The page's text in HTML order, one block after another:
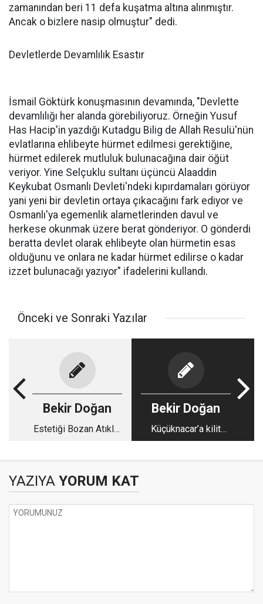
zamanından beri 11 defa kuşatma altına alınmıştır.
Ancak o bizlere nasip olmuştur" dedi.
Devletlerde Devamlılık Esastır
İsmail Göktürk konuşmasının devamında, "Devlette
devamlılığı her alanda görebiliyoruz. Örneğin Yusuf
Has Hacip'in yazdığı Kutadgu Bilig de Allah Resulü'nün
evlatlarına ehlibeyte hürmet edilmesi gerektiğine,
hürmet edilerek mutluluk bulunacağına dair öğüt
veriyor. Yine Selçuklu sultanı üçüncü Alaaddin
Keykubat Osmanlı Devleti'ndeki kıpırdamaları görüyor
yani yeni bir devletin ortaya çıkacağını fark ediyor ve
Osmanlı'ya egemenlik alametlerinden davul ve
herkese okunmak üzere berat gönderiyor. O gönderdi
beratta devlet olarak ehlibeyte olan hürmetin esas
olduğunu ve onlara ne kadar hürmet edilirse o kadar
izzet bulunacağı yazıyor" ifadelerini kullandı.
Önceki ve Sonraki Yazılar
Bekir Doğan
Estetiği Bozan Atıklar
Bekir Doğan
Küçüknacar’a kilit
parke !
YAZIYA YORUM KAT